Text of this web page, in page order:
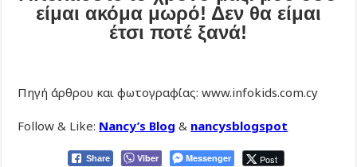
είμαι ακόμα μωρό! Δεν θα είμαι
έτσι ποτέ ξανά!
Πηγή άρθρου και φωτογραφίας: www.infokids.com.cy
Follow & Like: Nancy’s Blog & nancysblogspot
Share Viber Messenger Post